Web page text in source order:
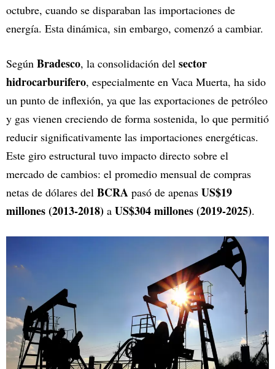
octubre, cuando se disparaban las importaciones de
energía. Esta dinámica, sin embargo, comenzó a cambiar.
Según Bradesco, la consolidación del sector
hidrocarburifero, especialmente en Vaca Muerta, ha sido
un punto de inflexión, ya que las exportaciones de petróleo
y gas vienen creciendo de forma sostenida, lo que permitió
reducir significativamente las importaciones energéticas.
Este giro estructural tuvo impacto directo sobre el
mercado de cambios: el promedio mensual de compras
netas de dólares del BCRA pasó de apenas US$19
millones (2013-2018) a US$304 millones (2019-2025).